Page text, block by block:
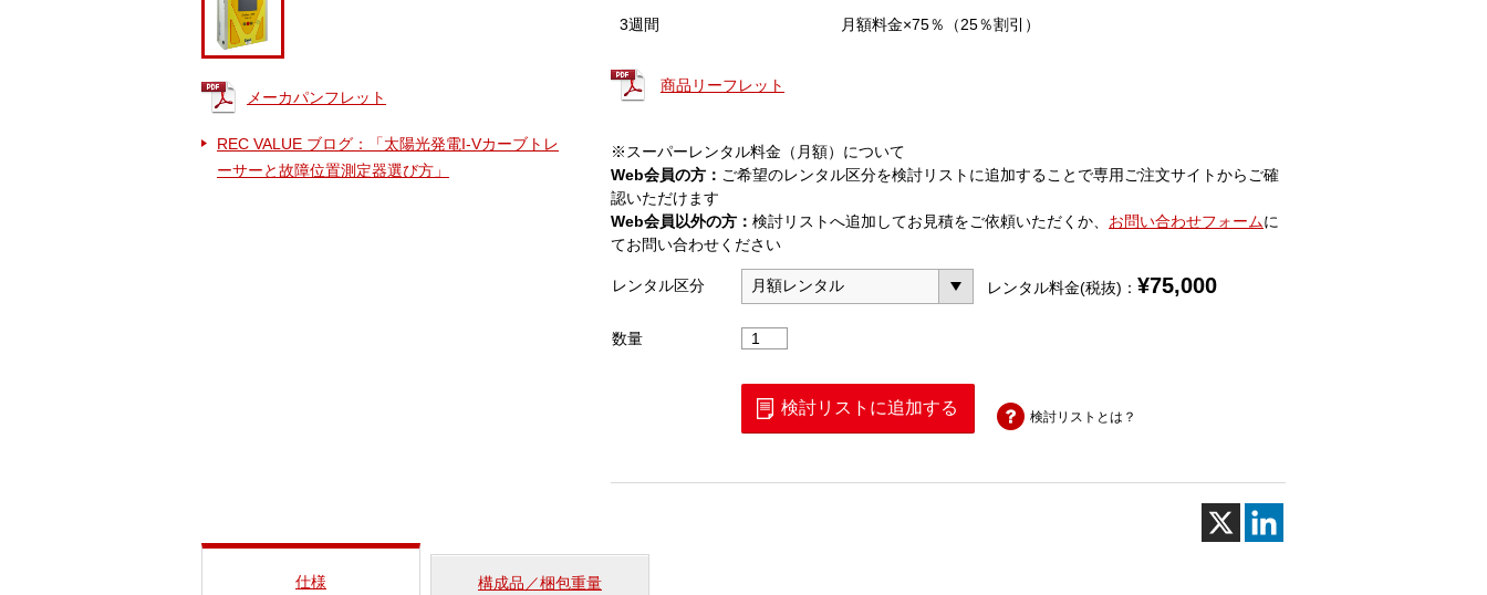
メーカパンフレット
REC VALUE ブログ：「太陽光発電I-Vカーブトレ
ーサーと故障位置測定器選び方」
3週間 月額料金×75％（25％割引）
商品リーフレット
※スーパーレンタル料金（月額）について
Web会員の方： ご希望のレンタル区分を検討リストに追加することで専用ご注文サイトからご確
認いただけます
Web会員以外の方： 検討リストへ追加してお見積をご依頼いただくか、 お問い合わせフォームに
てお問い合わせください
レンタル区分 レンタル料金(税抜)： ¥75,000
数量
PV
ナ
イ
検討リストに追加する 検討リストとは？
仕様 構成品／梱包重量